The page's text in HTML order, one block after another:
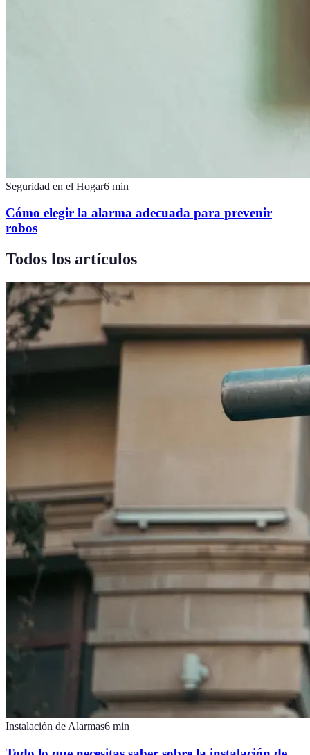
Seguridad en el Hogar6 min
Cómo elegir la alarma adecuada para prevenir
robos
Todos los artículos
Instalación de Alarmas6 min